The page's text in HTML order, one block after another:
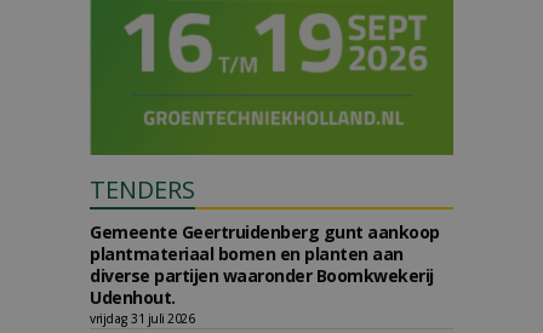
TENDERS
Gemeente Geertruidenberg gunt aankoop
plantmateriaal bomen en planten aan
diverse partijen waaronder Boomkwekerij
Udenhout.
vrijdag 31 juli 2026